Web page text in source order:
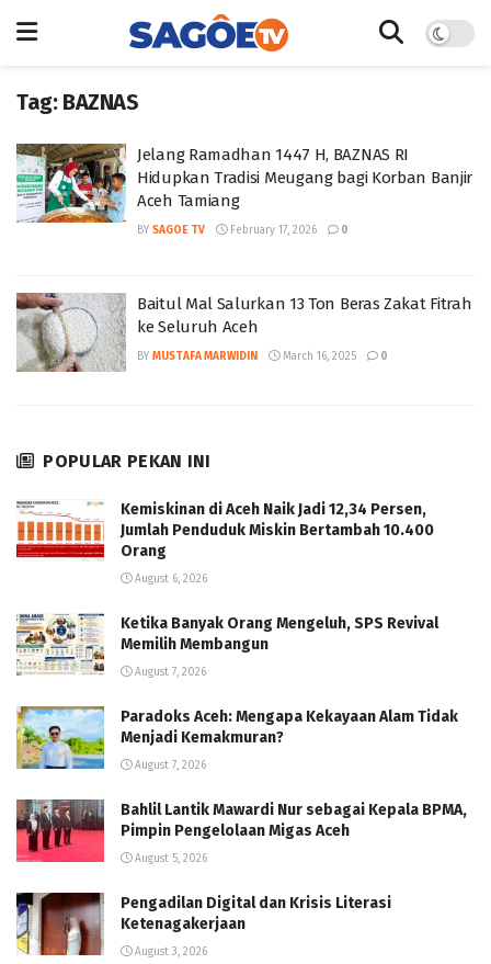
Tag: BAZNAS
Jelang Ramadhan 1447 H, BAZNAS RI
Hidupkan Tradisi Meugang bagi Korban Banjir
Aceh Tamiang
BY SAGOE TV February 17, 2026 0
Baitul Mal Salurkan 13 Ton Beras Zakat Fitrah
ke Seluruh Aceh
BY MUSTAFA MARWIDIN March 16, 2025 0
POPULAR PEKAN INI
Kemiskinan di Aceh Naik Jadi 12,34 Persen,
Jumlah Penduduk Miskin Bertambah 10.400
Orang
August 6, 2026
Ketika Banyak Orang Mengeluh, SPS Revival
Memilih Membangun
August 7, 2026
Paradoks Aceh: Mengapa Kekayaan Alam Tidak
Menjadi Kemakmuran?
August 7, 2026
Bahlil Lantik Mawardi Nur sebagai Kepala BPMA,
Pimpin Pengelolaan Migas Aceh
August 5, 2026
Pengadilan Digital dan Krisis Literasi
Ketenagakerjaan
August 3, 2026